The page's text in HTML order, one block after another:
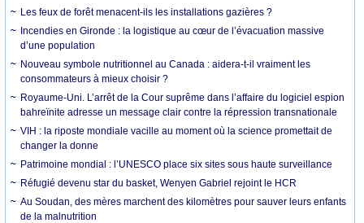
Les feux de forêt menacent-ils les installations gazières ?
Incendies en Gironde : la logistique au cœur de l’évacuation massive
d’une population
Nouveau symbole nutritionnel au Canada : aidera-t-il vraiment les
consommateurs à mieux choisir ?
Royaume-Uni. L’arrêt de la Cour suprême dans l’affaire du logiciel espion
bahreïnite adresse un message clair contre la répression transnationale
VIH : la riposte mondiale vacille au moment où la science promettait de
changer la donne
Patrimoine mondial : l’UNESCO place six sites sous haute surveillance
Réfugié devenu star du basket, Wenyen Gabriel rejoint le HCR
Au Soudan, des mères marchent des kilomètres pour sauver leurs enfants
de la malnutrition